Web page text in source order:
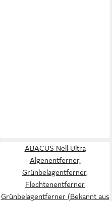
ABACUS Nell Ultra
Algenentferner,
Grünbelagentferner,
Flechtenentferner
Grünbelagentferner (Bekannt aus